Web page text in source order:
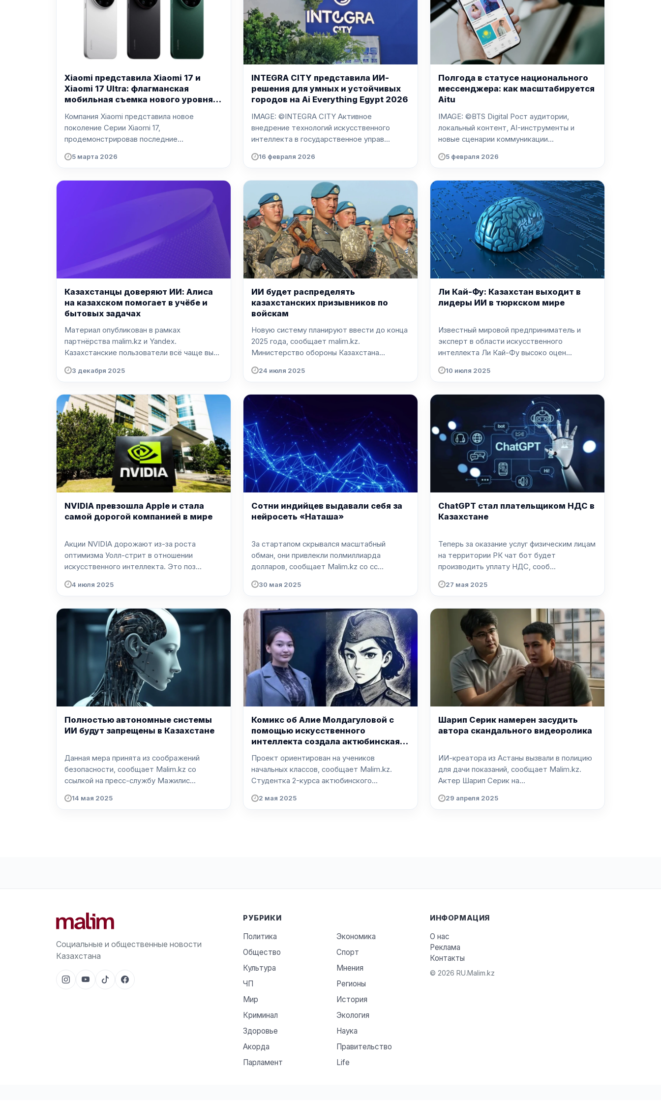
Xiaomi представила Xiaomi 17 и
Xiaomi 17 Ultra: флагманская
мобильная съемка нового уровня с
Компания Xiaomi представила новое
поколение Серии Xiaomi 17,
продемонстрировав последние
5 марта 2026
INTEGRA CITY представила ИИ-
решения для умных и устойчивых
городов на Ai Everything Egypt 2026
IMAGE: ©INTEGRA CITY Активное
внедрение технологий искусственного
интеллекта в государственное управ...
16 февраля 2026
Полгода в статусе национального
мессенджера: как масштабируется
Aitu
IMAGE: ©BTS Digital Рост аудитории,
локальный контент, AI-инструменты и
новые сценарии коммуникации...
5 февраля 2026
Казахстанцы доверяют ИИ: Алиса
на казахском помогает в учёбе и
бытовых задачах
Материал опубликован в рамках
партнёрства malim.kz и Yandex.
Казахстанские пользователи всё чаще вы...
3 декабря 2025
ИИ будет распределять
казахстанских призывников по
войскам
Новую систему планируют ввести до конца
2025 года, сообщает malim.kz.
Министерство обороны Казахстана...
24 июля 2025
Ли Кай-Фу: Казахстан выходит в
лидеры ИИ в тюркском мире
Известный мировой предприниматель и
эксперт в области искусственного
интеллекта Ли Кай-Фу высоко оцен...
10 июля 2025
NVIDIA превзошла Apple и стала
самой дорогой компанией в мире
Акции NVIDIA дорожают из-за роста
оптимизма Уолл-стрит в отношении
искусственного интеллекта. Это поз...
4 июля 2025
Сотни индийцев выдавали себя за
нейросеть «Наташа»
За стартапом скрывался масштабный
обман, они привлекли полмиллиарда
долларов, сообщает Malim.kz со сс...
30 мая 2025
ChatGPT стал плательщиком НДС в
Казахстане
Теперь за оказание услуг физическим лицам
на территории РК чат бот будет
производить уплату НДС, сооб...
27 мая 2025
Полностью автономные системы
ИИ будут запрещены в Казахстане
Данная мера принята из соображений
безопасности, сообщает Malim.kz со
ссылкой на пресс-службу Мажилис...
14 мая 2025
Комикс об Алие Молдагуловой с
помощью искусственного
интеллекта создала актюбинская
Проект ориентирован на учеников
начальных классов, сообщает Malim.kz.
Студентка 2-курса актюбинского...
2 мая 2025
Шарип Серик намерен засудить
автора скандального видеоролика
ИИ-креатора из Астаны вызвали в полицию
для дачи показаний, сообщает Malim.kz.
Актер Шарип Серик на...
29 апреля 2025
Социальные и общественные новости
Казахстана
РУБРИКИ
Политика
Экономика
Общество
Спорт
Культура
Мнения
ЧП
Регионы
Мир
История
Криминал
Экология
Здоровье
Наука
Акорда
Правительство
Парламент
Life
ИНФОРМАЦИЯ
О нас
Реклама
Контакты
© 2026 RU.Malim.kz